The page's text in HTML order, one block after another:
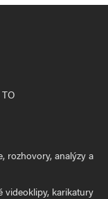
rozhovory, analýzy a
videoklipy, karikatury